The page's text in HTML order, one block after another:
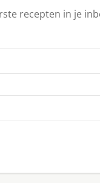
recepten in je